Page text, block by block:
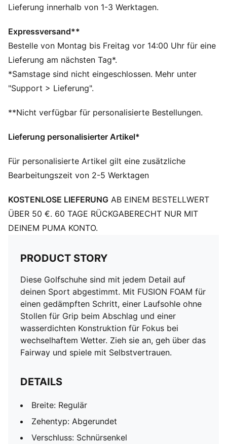
DETAILS
Zehentyp: Abgerundet
Verschluss: Schnürsenkel
Absatzart: Flach
Wasserdichtes Obermaterial
Lieferung innerhalb von 1-3 Werktagen.
Expressversand**
Bestelle von Montag bis Freitag vor 14:00 Uhr für eine
Lieferung am nächsten Tag*.
*Samstage sind nicht eingeschlossen. Mehr unter
"Support > Lieferung".
**Nicht verfügbar für personalisierte Bestellungen.
Lieferung personalisierter Artikel*
Für personalisierte Artikel gilt eine zusätzliche
Bearbeitungszeit von 2-5 Werktagen
KOSTENLOSE LIEFERUNG AB EINEM BESTELLWERT
ÜBER 50 €. 60 TAGE RÜCKGABERECHT NUR MIT
DEINEM PUMA KONTO.
PRODUCT STORY
Diese Golfschuhe sind mit jedem Detail auf
deinen Sport abgestimmt. Mit FUSION FOAM für
einen gedämpften Schritt, einer Laufsohle ohne
Stollen für Grip beim Abschlag und einer
wasserdichten Konstruktion für Fokus bei
wechselhaftem Wetter. Zieh sie an, geh über das
Fairway und spiele mit Selbstvertrauen.
DETAILS
Breite: Regulär
Zehentyp: Abgerundet
Verschluss: Schnürsenkel